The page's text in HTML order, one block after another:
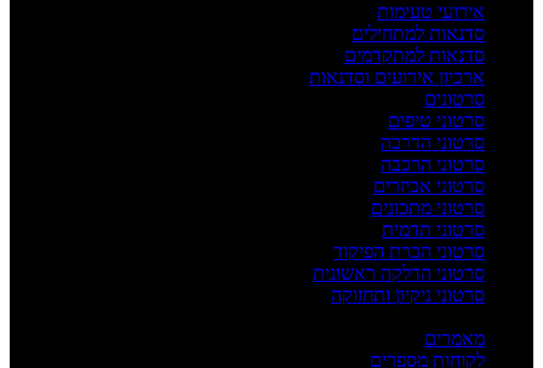
אירועי טעימות
סדנאות למתחילים
סדנאות למתקדמים
ארכיון אירועים וסדנאות
סרטונים
סרטוני טיפים
סרטוני הדרכה
סרטוני הרכבה
סרטוני אביזרים
סרטוני מתכונים
סרטוני תדמית
סרטוני הכרת הפיקוד
סרטוני הדלקה ראשונית
סרטוני ניקיון ותחזוקה
מאמרים
לקוחות מספרים